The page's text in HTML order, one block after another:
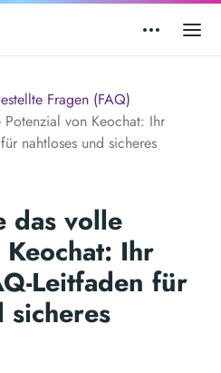
Fragen (FAQ)
Potenzial von Keochat: Ihr
nahtloses und sicheres
das volle
Ihr
Leitfaden für
sicheres